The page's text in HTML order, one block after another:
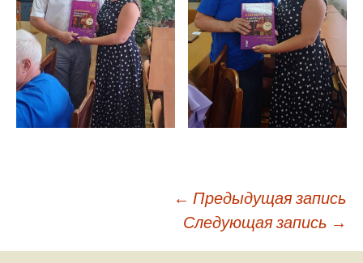
Навигация
← Предыдущая запись
Следующая запись →